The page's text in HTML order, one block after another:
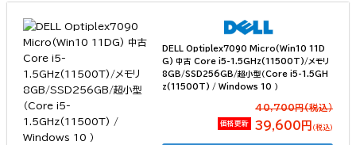
DELL Optiplex7090 Micro(Win10 11D
G) 中古 Core i5-1.5GHz(11500T)/メモリ
8GB/SSD256GB/超小型（Core i5-1.5GH
z(11500T) / Windows 10 ）
40,700円(税込）
価格更新 39,600円 （税込）